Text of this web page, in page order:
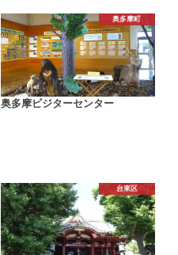
奥多摩町
奥多摩ビジターセンター
台東区